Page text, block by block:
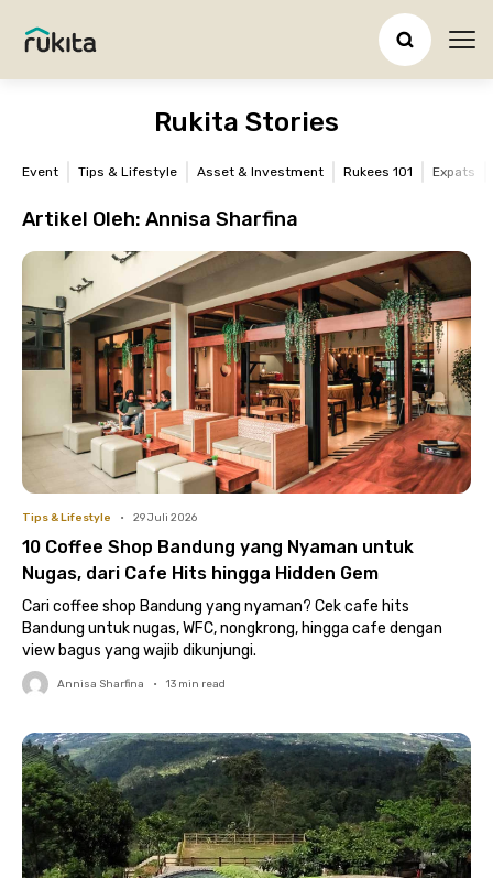
Rukita Stories
Event Tips & Lifestyle Asset & Investment Rukees 101 Expats
Artikel Oleh: Annisa Sharfina
Tips & Lifestyle • 29 Juli 2026
10 Coffee Shop Bandung yang Nyaman untuk
Nugas, dari Cafe Hits hingga Hidden Gem
Cari coffee shop Bandung yang nyaman? Cek cafe hits
Bandung untuk nugas, WFC, nongkrong, hingga cafe dengan
view bagus yang wajib dikunjungi.
Annisa Sharfina • 13 min read